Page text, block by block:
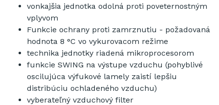
vonkajšia jednotka odolná proti poveternostným
vplyvom
Funkcie ochrany proti zamrznutiu - požadovaná
hodnota 8 °C vo vykurovacom režime
technika jednotky riadená mikroprocesorom
funkcie SWING na výstupe vzduchu (pohyblivé
oscilujúca výfukové lamely zaistí lepšiu
distribúciu ochladeného vzduchu)
vyberateľný vzduchový filter